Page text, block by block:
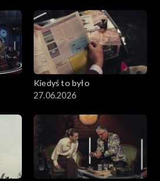
Kiedyś to było
27.06.2026